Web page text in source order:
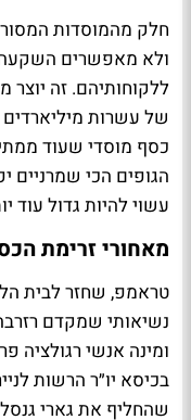
ולא מאפשרים השקעה
ללקוחותיהם. זה יוצר
של עשרות
כסף מוסדי שעוד
הגופים הכי
עשוי להיות גדול עוד
מאחורי זרימת
טראמפ, שחזר לבית
נשיאותי שמקדם
ומינה אנשי רגולציה
שהחליף את גארי